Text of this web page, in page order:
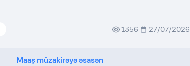
1356 27/07/2026
Maaş müzakirəyə əsasən